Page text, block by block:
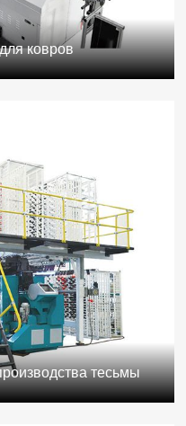
ковров
тесьмы